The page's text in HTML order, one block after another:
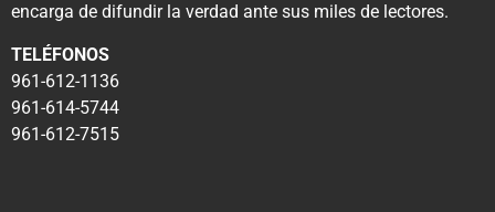
encarga de difundir la verdad ante sus miles de lectores.
TELÉFONOS
961-612-1136
961-614-5744
961-612-7515